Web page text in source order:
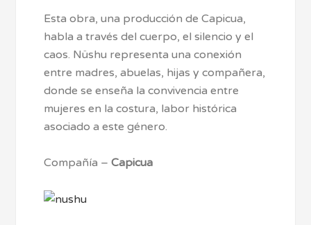
Esta obra, una producción de Capicua,
habla a través del cuerpo, el silencio y el
caos. Nüshu representa una conexión
entre madres, abuelas, hijas y compañera,
donde se enseña la convivencia entre
mujeres en la costura, labor histórica
asociado a este género.
Compañía – Capicua